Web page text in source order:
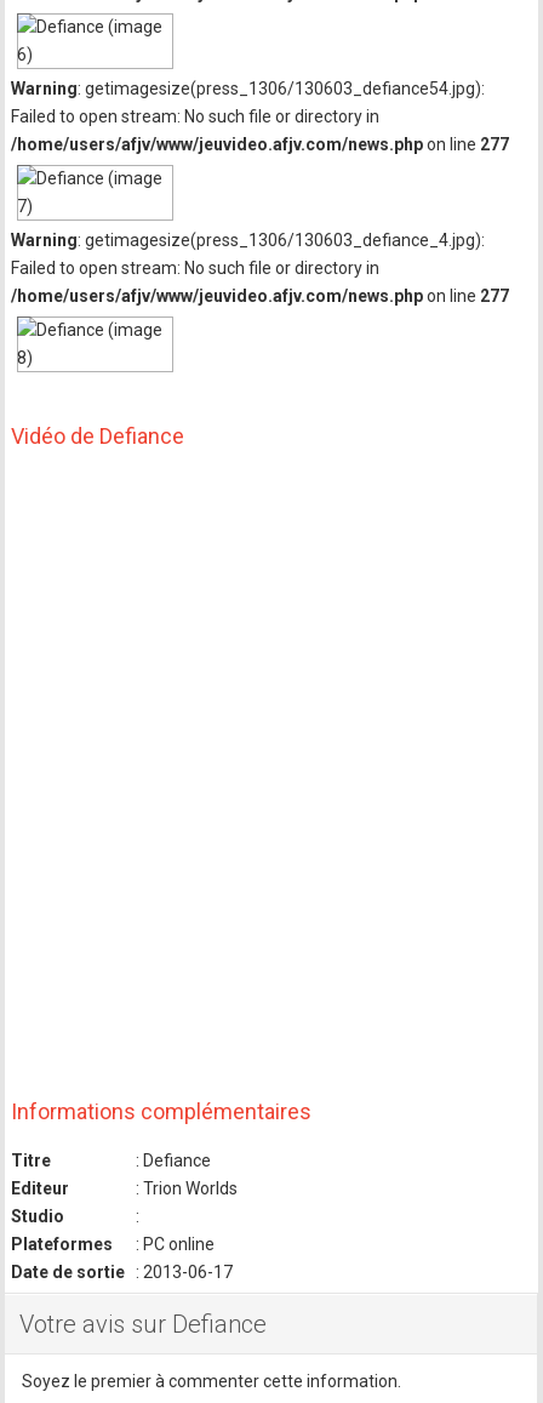
Warning: getimagesize(press_1306/130603_defiance54.jpg):
Failed to open stream: No such file or directory in
/home/users/afjv/www/jeuvideo.afjv.com/news.phpon line 277
Warning: getimagesize(press_1306/130603_defiance_4.jpg):
Failed to open stream: No such file or directory in
/home/users/afjv/www/jeuvideo.afjv.com/news.phpon line 277
Vidéo de Defiance
Informations complémentaires
Titre
: Defiance
Editeur
: Trion Worlds
Studio
:
Plateformes
: PC online
Date de sortie
: 2013-06-17
Votre avis sur Defiance
Soyez le premier à commenter cette information.